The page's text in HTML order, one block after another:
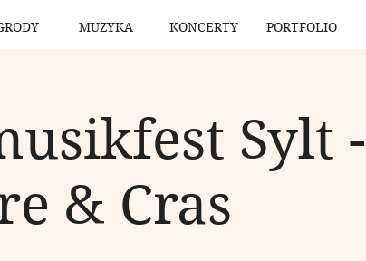
MUZYKA KONCERTY PORTFOLIO
Sylt -
& Cras